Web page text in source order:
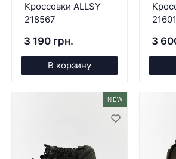
Кроссовки ALLSY
218567
3 190 грн.
В корзину
3
NEW